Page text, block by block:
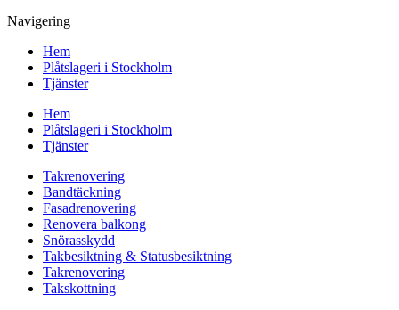
Navigering
Hem
Plåtslageri i Stockholm
Tjänster
Hem
Plåtslageri i Stockholm
Tjänster
Takrenovering
Bandtäckning
Fasadrenovering
Renovera balkong
Snörasskydd
Takbesiktning & Statusbesiktning
Takrenovering
Takskottning